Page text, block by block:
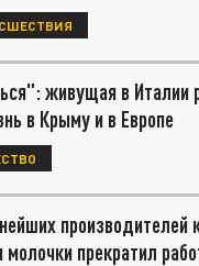
живущая в Италии
в Крыму и в Европе
производителей
прекратил